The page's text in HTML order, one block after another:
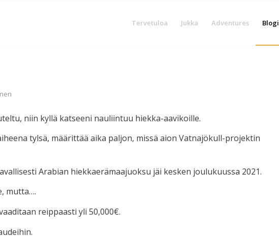
Tervetuloa Jukka Adventures Blogi
niin kyllä katseeni nauliintuu hiekka-aavikoille.
tylsä, määrittää aika paljon, missä aion Vatnajökull-projektin
Arabian hiekkaerämaajuoksu jäi kesken joulukuussa 2021.
mutta….
reippaasti yli 50,000€.